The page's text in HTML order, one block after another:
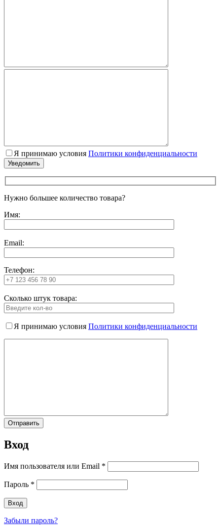
Я принимаю условия Политики конфиденциальности
Нужно большее количество товара?
Имя:
Email:
Телефон:
Сколько штук товара:
Я принимаю условия Политики конфиденциальности
Вход
Имя пользователя или Email *
Пароль *
Забыли пароль?